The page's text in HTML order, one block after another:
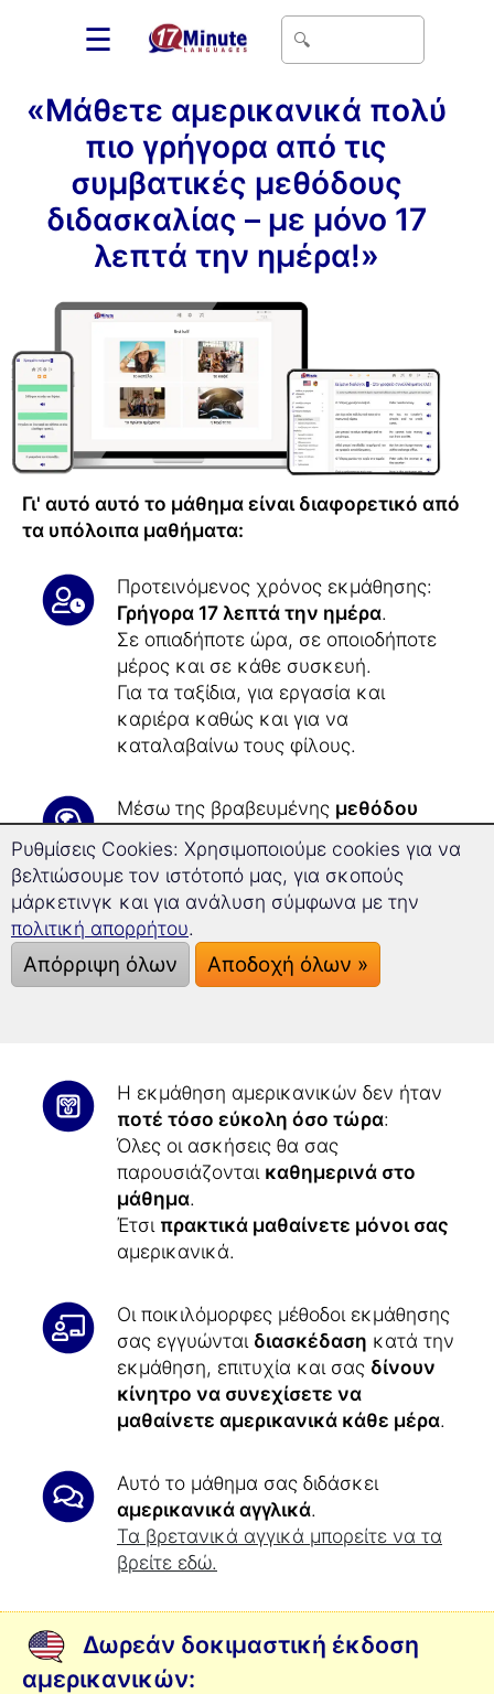
☰
«Μάθετε αμερικανικά πολύ
πιο γρήγορα από τις
συμβατικές μεθόδους
διδασκαλίας – με μόνο 17
λεπτά την ημέρα!»
Γι' αυτό αυτό το μάθημα είναι διαφορετικό από
τα υπόλοιπα μαθήματα:
Προτεινόμενος χρόνος εκμάθησης:
Γρήγορα 17 λεπτά την ημέρα.
Σε οπιαδήποτε ώρα, σε οποιοδήποτε
μέρος και σε κάθε συσκευή.
Για τα ταξίδια, για εργασία και
καριέρα καθώς και για να
καταλαβαίνω τους φίλους.
Μέσω της βραβευμένης μεθόδου
δε θα ξεχάσετεποτέ ξανάτα
αμερικανικά.
Με την καινοτόματεχνολογία της
Superlearningπροχωράτε16,1%
Η εκμάθηση αμερικανικών δεν ήταν
ποτέ τόσο εύκολη όσο τώρα:
Όλες οι ασκήσεις θα σας
παρουσιάζονται καθημερινά στο
μάθημα.
Έτσι πρακτικά μαθαίνετε μόνοι σας
αμερικανικά.
Οι ποικιλόμορφες μέθοδοι εκμάθησης
σας εγγυώνται διασκέδαση κατά την
εκμάθηση, επιτυχία και σας δίνουν
κίνητρο να συνεχίσετε να
μαθαίνετε αμερικανικά κάθε μέρα.
Αυτό το μάθημα σας διδάσκει
αμερικανικά αγγλικά.
Τα βρετανικά αγγικά μπορείτε να τα
βρείτε εδώ.
Δωρεάν δοκιμαστική έκδοση
αμερικανικών:
Ρυθμίσεις Cookies: Χρησιμοποιούμε cookies για να
βελτιώσουμε τον ιστότοπό μας, για σκοπούς
μάρκετινγκ και για ανάλυση σύμφωνα με την
πολιτική απορρήτου.
Απόρριψη όλων Αποδοχή όλων »